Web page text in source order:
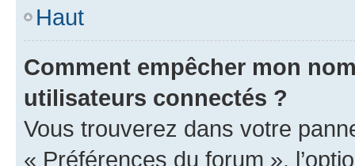
Haut
Comment empêcher mon
utilisateurs connectés ?
Vous trouverez dans votre
« Préférences du forum »,